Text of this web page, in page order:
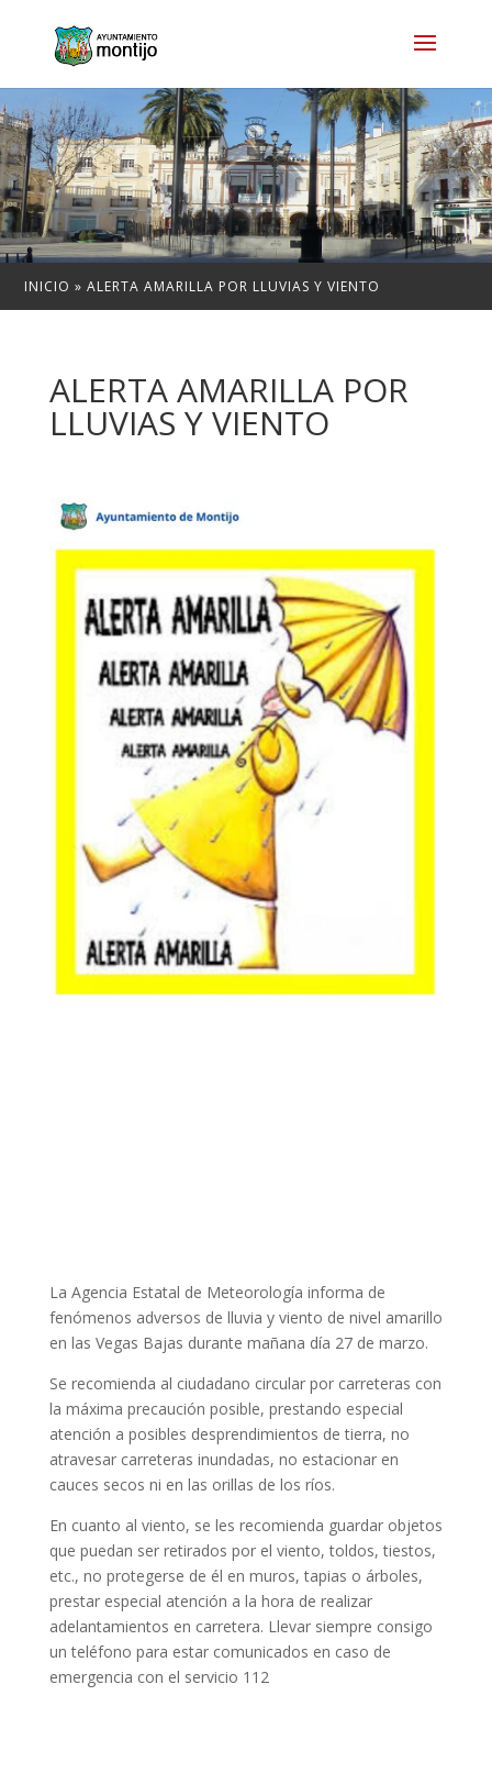
INICIO »ALERTA AMARILLA POR LLUVIAS Y VIENTO
ALERTA AMARILLA POR
LLUVIAS Y VIENTO
La Agencia Estatal de Meteorología informa de
fenómenos adversos de lluvia y viento de nivel amarillo
en las Vegas Bajas durante mañana día 27 de marzo.
Se recomienda al ciudadano circular por carreteras con
la máxima precaución posible, prestando especial
atención a posibles desprendimientos de tierra, no
atravesar carreteras inundadas, no estacionar en
cauces secos ni en las orillas de los ríos.
En cuanto al viento, se les recomienda guardar objetos
que puedan ser retirados por el viento, toldos, tiestos,
etc., no protegerse de él en muros, tapias o árboles,
prestar especial atención a la hora de realizar
adelantamientos en carretera. Llevar siempre consigo
un teléfono para estar comunicados en caso de
emergencia con el servicio 112